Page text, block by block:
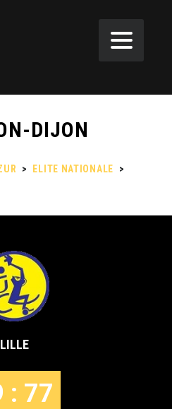
DIJON
> ELITE NATIONALE >
LILLE
: 77